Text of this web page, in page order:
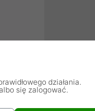
działania.
się zalogować.